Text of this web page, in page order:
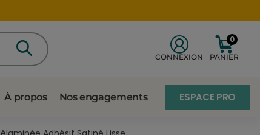
CONNEXION PANIER
0
À propos Nos engagements ESPACE PRO